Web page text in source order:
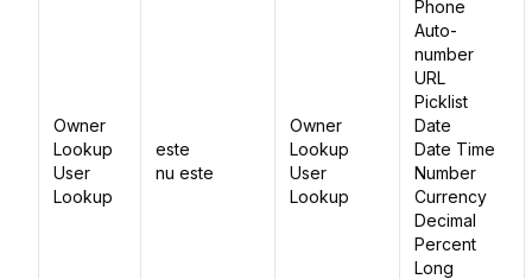
Owner
Lookup
User
Lookup
este
nu este
Owner
Lookup
User
Lookup
Phone
Auto-
number
URL
Picklist
Date
Date Time
Number
Currency
Decimal
Percent
Long